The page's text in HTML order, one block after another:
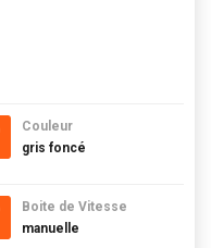
Couleur
gris foncé
Boite de Vitesse
manuelle